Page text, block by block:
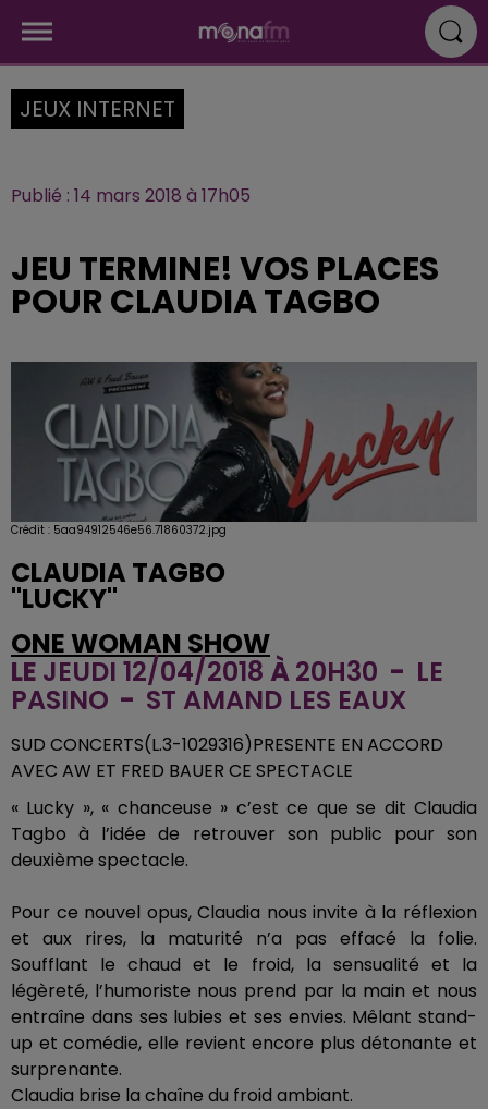
JEUX INTERNET
Publié : 14 mars 2018 à 17h05
JEU TERMINE! VOS PLACES
POUR CLAUDIA TAGBO
Crédit : 5aa94912546e56.71860372.jpg
CLAUDIA TAGBO
"LUCKY"
ONE WOMAN SHOW
LE JEUDI 12/04/2018 À20H30 - LE
PASINO - ST AMAND LES EAUX
SUD CONCERTS(L.3-1029316)PRESENTE EN ACCORD
AVEC AW ET FRED BAUER CE SPECTACLE
« Lucky », « chanceuse » c’est ce que se dit Claudia
Tagbo à l’idée de retrouver son public pour son
deuxième spectacle.
Pour ce nouvel opus, Claudia nous invite à la réflexion
et aux rires, la maturité n’a pas effacé la folie.
Soufflant le chaud et le froid, la sensualité et la
légèreté, l’humoriste nous prend par la main et nous
entraîne dans ses lubies et ses envies. Mêlant stand-
up et comédie, elle revient encore plus détonante et
surprenante.
Claudia brise la chaîne du froid ambiant.